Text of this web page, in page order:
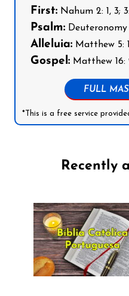
First: Nahum 2: 1, 3;
Psalm: Deuteronomy
Alleluia: Matthew 5:
Gospel: Matthew 16:
FULL
*This is a free service
Recently